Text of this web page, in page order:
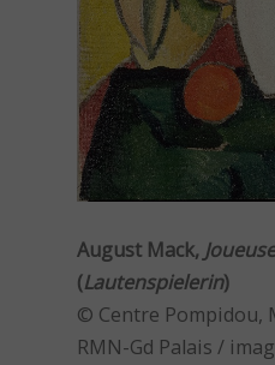
August Mack,
(Lautenspielerin)
© Centre Pompidou,
RMN-Gd Palais /